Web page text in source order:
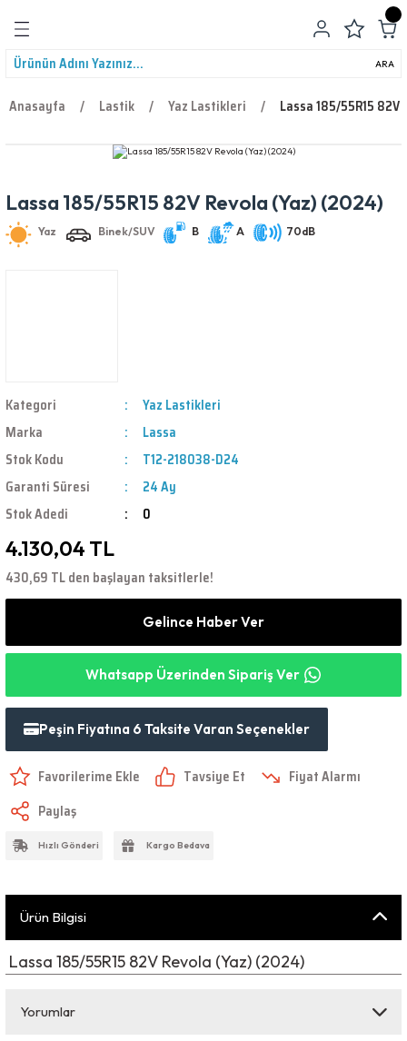
ARA
Anasayfa Lastik Yaz Lastikleri Lassa 185/55R15
Lassa 185/55R15 82V Revola (Yaz) (2024)
Binek/SUV
Kategori
Yaz Lastikleri
Marka
Lassa
Stok Kodu
T12-218038-D24
Garanti Süresi
24 Ay
Stok Adedi
0
4.130,04 TL
430,69 TL den başlayan taksitlerle!
Gelince Haber Ver
Whatsapp Üzerinden Sipariş Ver
Peşin Fiyatına 6 Taksite Varan Seçenekler
Tavsiye Et
Fiyat Alarmı
Paylaş
Hızlı Gönderi Kargo Bedava
Ürün Bilgisi
Lassa 185/55R15 82V Revola (Yaz) (2024)
Yorumlar